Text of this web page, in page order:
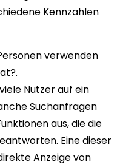
Kennzahlen
verwenden
Nutzer auf ein
Suchanfragen
aus, die die
Eine dieser
Anzeige von